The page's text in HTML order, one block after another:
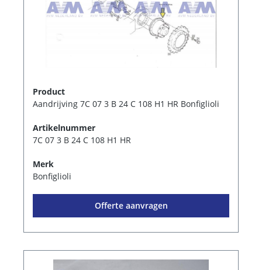
Product
Aandrijving 7C 07 3 B 24 C 108 H1 HR Bonfiglioli
Artikelnummer
7C 07 3 B 24 C 108 H1 HR
Merk
Bonfiglioli
Offerte aanvragen